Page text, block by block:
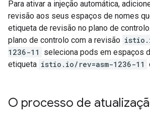
Para ativar a injeção automática,
revisão aos seus espaços de nomes
etiqueta de revisão no plano de
plano de controlo com a revisão
1236-11
seleciona pods em espaços
etiqueta istio.io/rev=asm-1236-11
O processo de